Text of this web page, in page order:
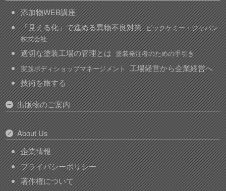
添加物WEB講座
「見える化」で進める異物不良対策 ビックケミー・ジャパン
株式会社
適切な塗装工場の管理とは 塗装発注者のための手引き
実践ボディショップマネージメント 工場経営から企業経営へ
技術を旅する
出版物のご案内
About Us
企業情報
プライバシーポリシー
著作権について